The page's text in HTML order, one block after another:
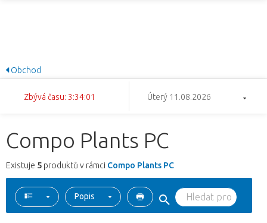
Obchod
Zbývá času: 3:34:01 Úterý 11.08.2026
Compo Plants PC
Existuje 5 produktů v rámci Compo Plants PC
Popis